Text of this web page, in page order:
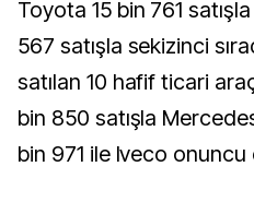
Toyota 15 bin 761
567 satışla sekizinci
satılan 10 hafif ticari
bin 850 satışla
bin 971 ile Iveco onuncu